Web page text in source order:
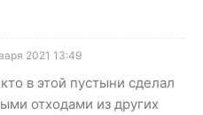
2021 13:49
в этой пустыни сделал
отходами из других